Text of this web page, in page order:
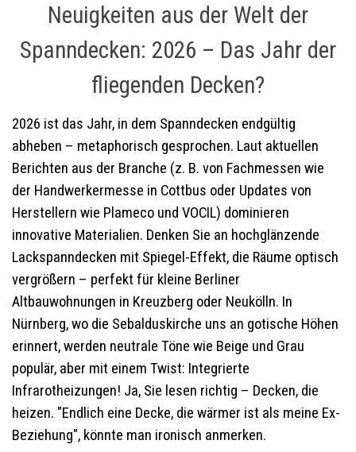
Neuigkeiten aus der Welt der
Spanndecken: 2026 – Das Jahr der
fliegenden Decken?
2026 ist das Jahr, in dem Spanndecken endgültig
abheben – metaphorisch gesprochen. Laut aktuellen
Berichten aus der Branche (z. B. von Fachmessen wie
der Handwerkermesse in Cottbus oder Updates von
Herstellern wie Plameco und VOCIL) dominieren
innovative Materialien. Denken Sie an hochglänzende
Lackspanndecken mit Spiegel-Effekt, die Räume optisch
vergrößern – perfekt für kleine Berliner
Altbauwohnungen in Kreuzberg oder Neukölln. In
Nürnberg, wo die Sebalduskirche uns an gotische Höhen
erinnert, werden neutrale Töne wie Beige und Grau
populär, aber mit einem Twist: Integrierte
Infrarotheizungen! Ja, Sie lesen richtig – Decken, die
heizen. "Endlich eine Decke, die wärmer ist als meine Ex-
Beziehung", könnte man ironisch anmerken.